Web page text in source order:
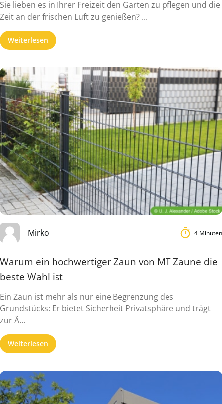
Sie lieben es in Ihrer Freizeit den Garten zu pflegen und die
Zeit an der frischen Luft zu genießen? ...
Weiterlesen
Mirko 4 Minuten
Warum ein hochwertiger Zaun von MT Zaune die
beste Wahl ist
Ein Zaun ist mehr als nur eine Begrenzung des
Grundstücks: Er bietet Sicherheit Privatsphäre und trägt
zur Ä...
Weiterlesen